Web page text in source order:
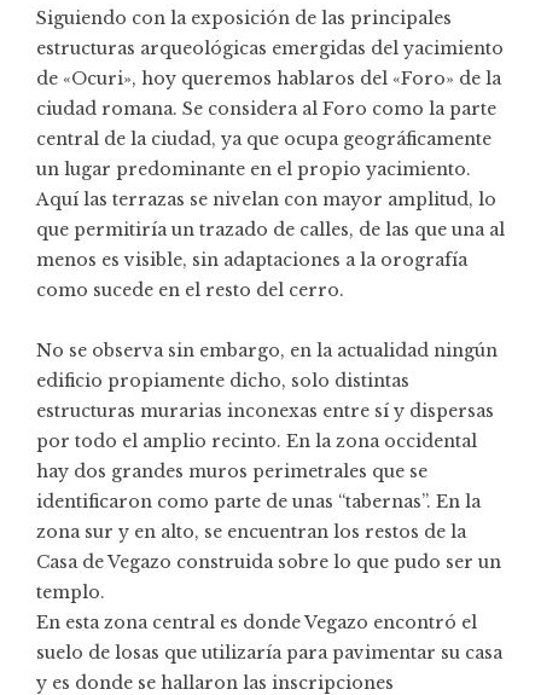
Siguiendo con la exposición de las principales
estructuras arqueológicas emergidas del yacimiento
de «Ocuri», hoy queremos hablaros del «Foro» de la
ciudad romana. Se considera al Foro como la parte
central de la ciudad, ya que ocupa geográficamente
un lugar predominante en el propio yacimiento.
Aquí las terrazas se nivelan con mayor amplitud, lo
que permitiría un trazado de calles, de las que una al
menos es visible, sin adaptaciones a la orografía
como sucede en el resto del cerro.
No se observa sin embargo, en la actualidad ningún
edificio propiamente dicho, solo distintas
estructuras murarias inconexas entre sí y dispersas
por todo el amplio recinto. En la zona occidental
hay dos grandes muros perimetrales que se
identificaron como parte de unas “tabernas”. En la
zona sur y en alto, se encuentran los restos de la
Casa de Vegazo construida sobre lo que pudo ser un
templo.
En esta zona central es donde Vegazo encontró el
suelo de losas que utilizaría para pavimentar su casa
y es donde se hallaron las inscripciones